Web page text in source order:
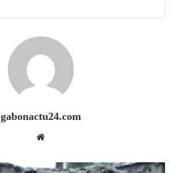
gabonactu24.com